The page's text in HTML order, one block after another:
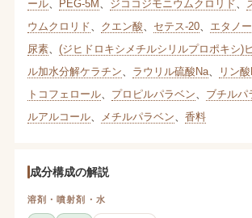
ール、 PEG-5M ジココジモニウムクロリド
ウムクロリド
クエン酸 セテス-20、 エタノ
尿素、 (ジヒドロキシメチルシリルプロポキシ)
ル加水分解ケラチン
ラウリル硫酸Na、 リン
トコフェロール、 プロピルパラベン ブチルパ
ルアルコール、 メチルパラベン 香料
成分構成の解説
溶剤・噴射剤・水